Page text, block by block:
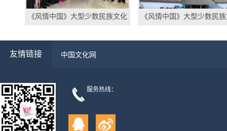
《风情中国》大型少数民族文化 《风情中国》大型少数民
友情链接 中国文化网
服务热线：